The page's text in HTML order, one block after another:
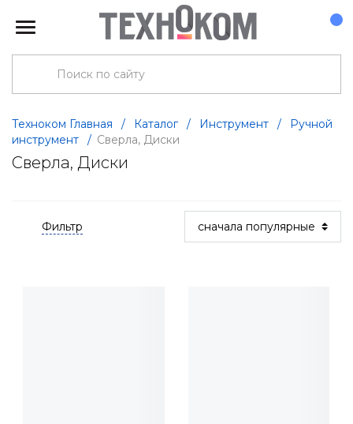
Техноком Главная / Каталог / Инструмент /
Ручной
инструмент
/ Сверла, Диски
Сверла, Диски
Фильтр